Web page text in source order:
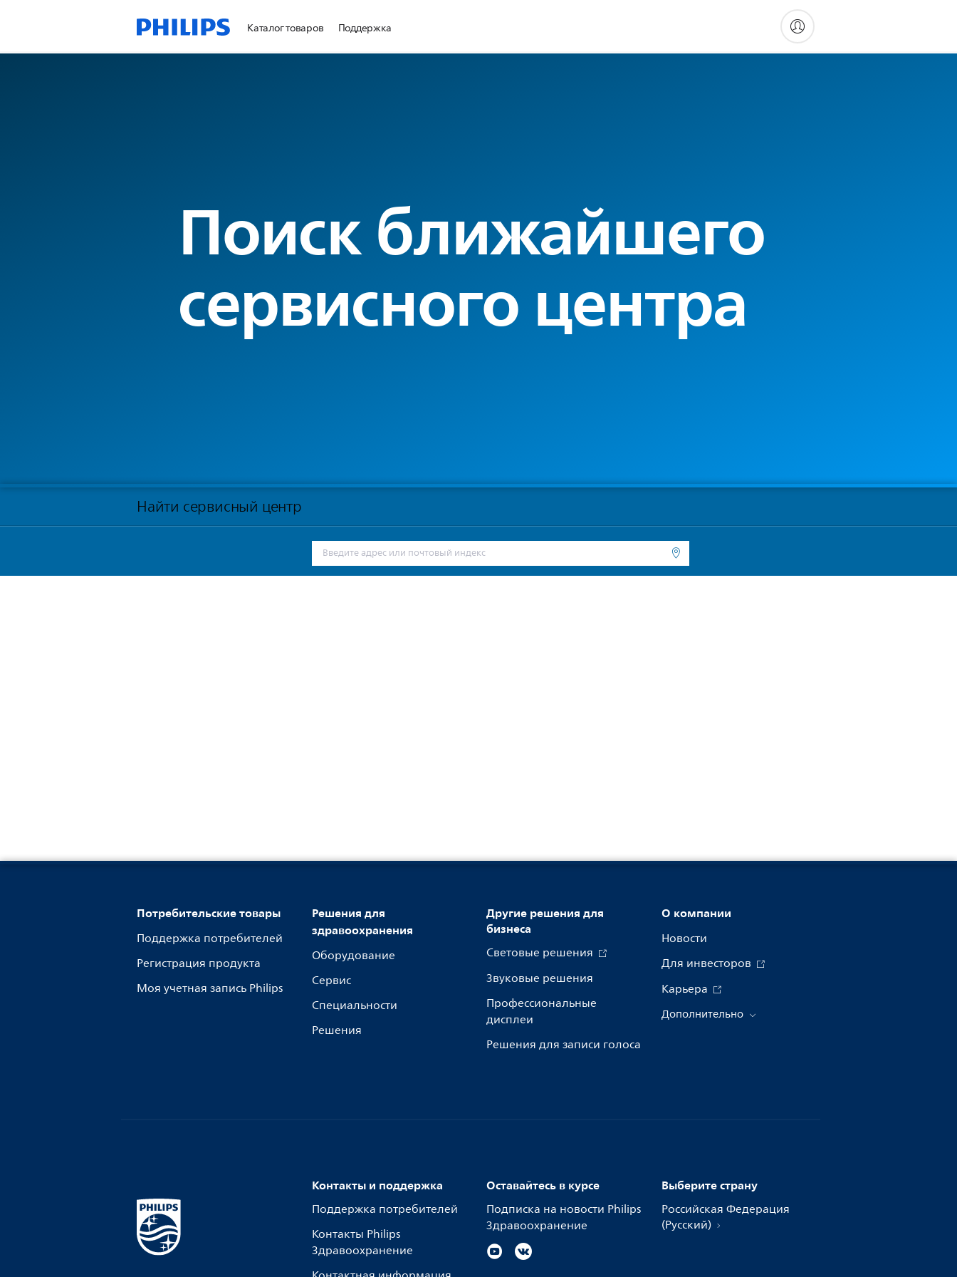
Каталог товаров Поддержка
Поиск ближайшего
сервисного центра
Найти сервисный центр
Потребительские товары
Поддержка потребителей
Регистрация продукта
Моя учетная запись Philips
Решения для
здравоохранения
Оборудование
Сервис
Специальности
Решения
Другие решения для
бизнеса
Световые решения
Звуковые решения
Профессиональные
дисплеи
Решения для записи голоса
О компании
Новости
Для инвесторов
Карьера
Дополнительно
Контакты и поддержка
Поддержка потребителей
Контакты Philips
Здравоохранение
Оставайтесь в курсе
Подписка на новости Philips
Здравоохранение
Выберите страну
Российская Федерация
(Русский)